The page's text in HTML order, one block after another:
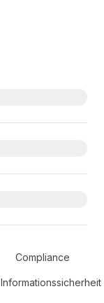
Compliance
Informationssicherheit